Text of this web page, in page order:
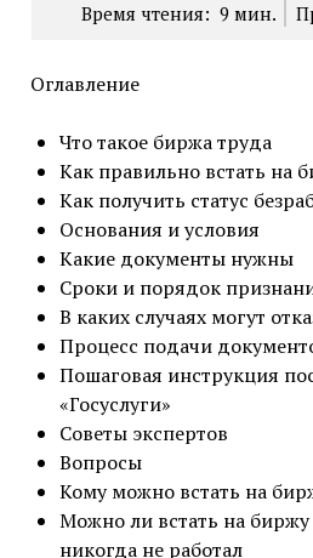
Время чтения: 9 мин.
Оглавление
Что такое биржа труда
Как правильно встать на
Как получить статус
Основания и условия
Какие документы нужны
Сроки и порядок
В каких случаях могут
Процесс подачи
Пошаговая инструкция
«Госуслуги»
Советы экспертов
Вопросы
Кому можно встать на
Можно ли встать на биржу
никогда не работал